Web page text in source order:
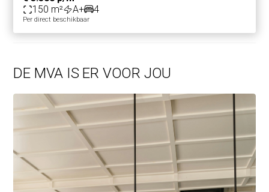
150 m²
A+ 4
Per direct beschikbaar
DE MVA IS ER VOOR JOU